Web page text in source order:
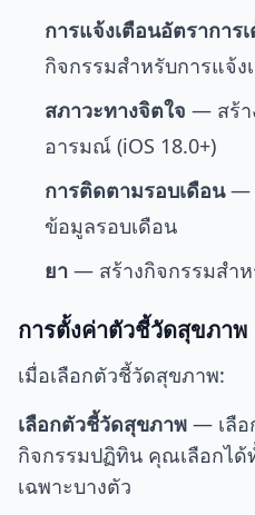
การแจ้งเตือนอัตราการ
กิจกรรมสำหรับการแจ้ง
สภาวะทางจิตใจ — สร้า
อารมณ์ (iOS 18.0+)
การติดตามรอบเดือน—
ข้อมูลรอบเดือน
ยา — สร้างกิจกรรมสำห
การตั้งค่าตัวชี้วัดสุขภาพ
เมื่อเลือกตัวชี้วัดสุขภาพ:
เลือกตัวชี้วัดสุขภาพ — เลือ
กิจกรรมปฏิทิน คุณเลือกไ
เฉพาะบางตัว